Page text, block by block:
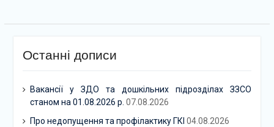
Останні дописи
Вакансії у ЗДО та дошкільних підрозділах ЗЗСО
станом на 01.08.2026 р. 07.08.2026
Про недопущення та профілактику ГКІ 04.08.2026